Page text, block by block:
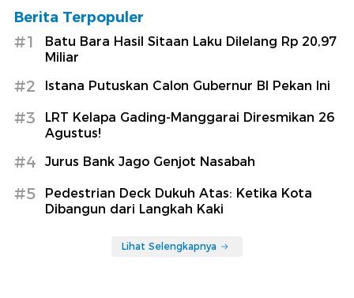
Berita Terpopuler
#1
Batu Bara Hasil Sitaan Laku Dilelang Rp 20,97
Miliar
#2 Istana Putuskan Calon Gubernur BI Pekan Ini
#3
LRT Kelapa Gading-Manggarai Diresmikan 26
Agustus!
#4 Jurus Bank Jago Genjot Nasabah
#5
Pedestrian Deck Dukuh Atas: Ketika Kota
Dibangun dari Langkah Kaki
Lihat Selengkapnya